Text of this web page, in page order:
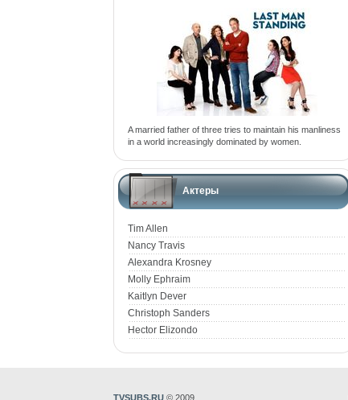
A married father of three tries to maintain his manliness
in a world increasingly dominated by women.
Актеры
Tim Allen
Nancy Travis
Alexandra Krosney
Molly Ephraim
Kaitlyn Dever
Christoph Sanders
Hector Elizondo
TVSUBS.RU © 2009